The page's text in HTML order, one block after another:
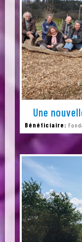
Une
Bénéficiaire: